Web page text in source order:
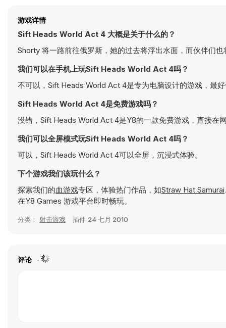
游戏详情
Sift Heads World Act 4 大概是关于什么的？
Shorty 将一路前往俄罗斯，她的过去将浮出水面，而伙伴们
我们可以在手机上玩Sift Heads World Act 4吗？
不可以，Sift Heads World Act 4是专为电脑设计的游戏，最
Sift Heads World Act 4是免费游戏吗？
没错，Sift Heads World Act 4是Y8的一款免费游戏，直接在
我们可以全屏模式玩Sift Heads World Act 4吗？
可以，Sift Heads World Act 4可以全屏，沉浸式体验。
下个游戏我们该玩什么？
探索我们的血游戏专区，体验热门作品，如Straw Hat Samurai
在Y8 Games 游戏平台即时畅玩。
分类： 射击游戏 插件 24 七月 2010
评论